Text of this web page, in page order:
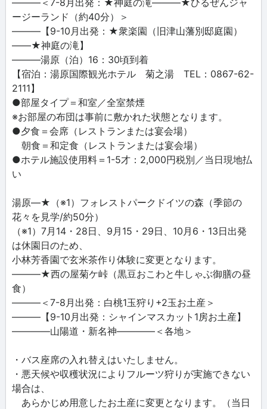
―――＜7-8月出発：★神庭の滝―――★ひるぜんジャ
ージーランド（約40分）＞
―――【9-10月出発：★衆楽園（旧津山藩別邸庭園）
――★神庭の滝】
―――湯原（泊）16：30頃到着
【宿泊：湯原国際観光ホテル 菊之湯 TEL：0867-62-
2111】
●部屋タイプ＝和室／全室禁煙
※お部屋の布団は事前に敷かれた状態となります。
●夕食＝会席（レストランまたは宴会場）
朝食＝和定食（レストランまたは宴会場）
●ホテル施設使用料＝1-5才：2,000円税別／当日現地払
い
湯原―★（※1）フォレストパークドイツの森（季節の
花々を見学/約50分）
（※1）7月14・28日、9月15・29日、10月6・13日出発
は休園日のため、
小林芳香園で玄米茶作り体験に変更となります。
―――★西の屋菊ケ峠（黒豆おこわと牛しゃぶ御膳の昼
食）
―――＜7-8月出発：白桃1玉狩り+2玉お土産＞
―――【9-10月出発：シャインマスカット1房お土産】
――――山陽道・新名神――――＜各地＞
・バス座席の入れ替えはいたしません。
・悪天候や収穫状況によりフルーツ狩りが実施できない
場合は、
あらかじめ用意したお土産に変更となります。（当日